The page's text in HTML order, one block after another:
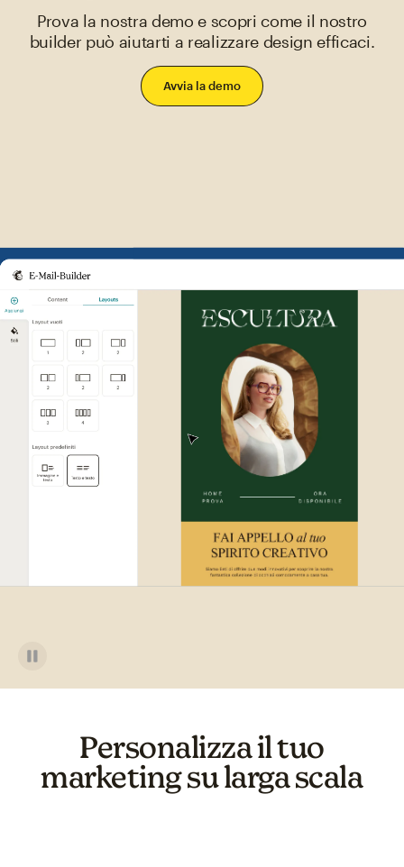
Prova la nostra demo e scopri come il nostro
builder può aiutarti a realizzare design efficaci.
Avvia la demo
Esempio di interfaccia
Personalizza il tuo
marketing su larga scala